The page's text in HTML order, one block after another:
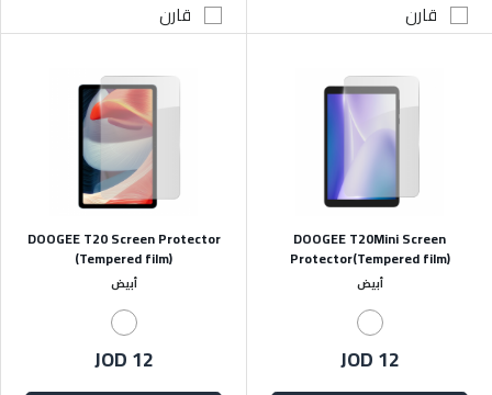
قارن قارن
أبيض
DOOGEE T20Mini Screen
Protector(Tempered film)
JOD 12
أبيض
DOOGEE T20 Screen Protector
(Tempered film)
JOD 12